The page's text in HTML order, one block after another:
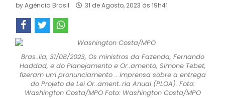
byAgência Brasil 31 de Agosto, 2023 às 19h41
Bras..lia, 31/08/2023, Os ministros da Fazenda, Fernando
Haddad, e do Planejamento e Or..amento, Simone Tebet,
fizeram um pronunciamento .. imprensa sobre a entrega
do Projeto de Lei Or..ament..ria Anual (PLOA). Foto:
Washington Costa/MPO Foto: Washington Costa/MPO